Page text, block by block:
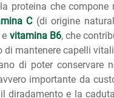
proteina che
C(di origine
vitamina B6, che
di mantenere capelli
di poter conservare
importante da
diradamento e la